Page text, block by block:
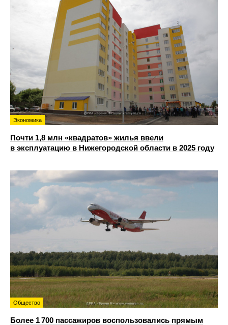
Экономика
Почти 1,8 млн «квадратов» жилья ввели
в эксплуатацию в Нижегородской области в 2025 году
Общество
Более 1 700 пассажиров воспользовались прямым